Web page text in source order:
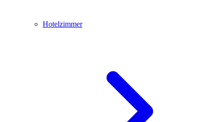
Hotelzimmer